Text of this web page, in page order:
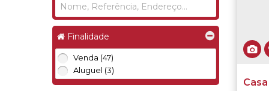
Finalidade
Venda (47)
Aluguel (3)